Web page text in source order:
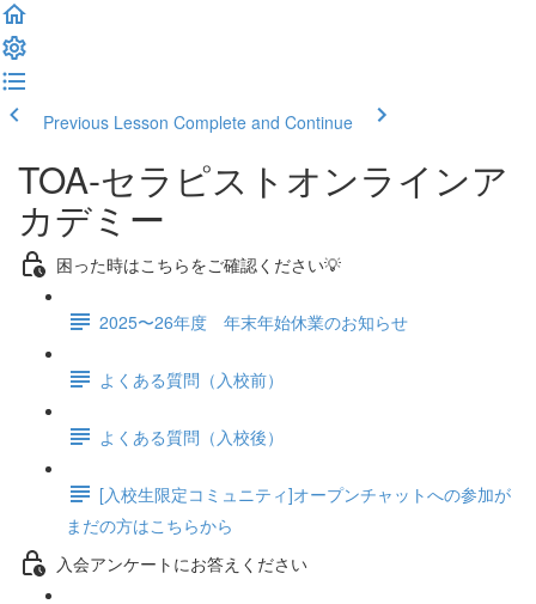
Previous Lesson Complete and Continue
TOA-セラピストオンラインア
カデミー
困った時はこちらをご確認ください💡
2025〜26年度 年末年始休業のお知らせ
よくある質問（入校前）
よくある質問（入校後）
[入校生限定コミュニティ]オープンチャットへの参加が
まだの方はこちらから
入会アンケートにお答えください